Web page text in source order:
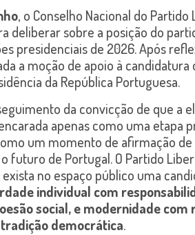
, o Conselho Nacional do Partido
deliberar sobre a posição do
presidenciais de 2026. Após
a moção de apoio à candidatura
da República Portuguesa.
da convicção de que a
apenas como uma etapa
um momento de afirmação de
futuro de Portugal. O Partido
no espaço público uma
individual com
social, e modernidade com
democrática.